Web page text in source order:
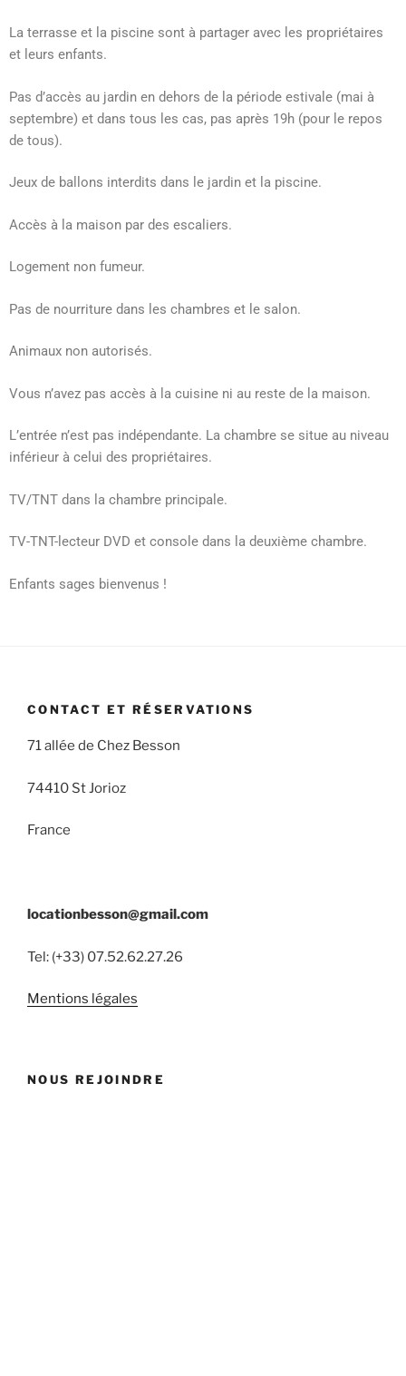
La terrasse et la piscine sont à partager avec les propriétaires
et leurs enfants.
Pas d’accès au jardin en dehors de la période estivale (mai à
septembre) et dans tous les cas, pas après 19h (pour le repos
de tous).
Jeux de ballons interdits dans le jardin et la piscine.
Accès à la maison par des escaliers.
Logement non fumeur.
Pas de nourriture dans les chambres et le salon.
Animaux non autorisés.
Vous n’avez pas accès à la cuisine ni au reste de la maison.
L’entrée n’est pas indépendante. La chambre se situe au niveau
inférieur à celui des propriétaires.
TV/TNT dans la chambre principale.
TV-TNT-lecteur DVD et console dans la deuxième chambre.
Enfants sages bienvenus !
CONTACT ET RÉSERVATIONS
71 allée de Chez Besson
74410 St Jorioz
France
locationbesson@gmail.com
Tel: (+33) 07.52.62.27.26
Mentions légales
NOUS REJOINDRE